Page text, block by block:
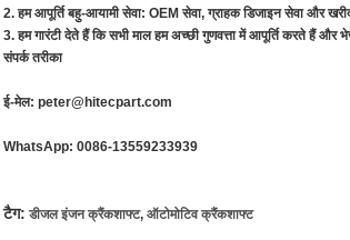
2. हम आपूर्ति बहु-आयामी सेवा: OEM सेवा, ग्राहक डिजाइन सेवा और
3. हम गारंटी देते हैं कि सभी माल हम अच्छी गुणवत्ता में आपूर्ति करते हैं और
संपर्क तरीका
ई-मेल: peter@hitecpart.com
WhatsApp: 0086-13559233939
टैग: डीजल इंजन क्रैंकशाफ्ट, ऑटोमोटिव क्रैंकशाफ्ट